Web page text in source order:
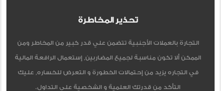
تحذير المخاطرة
التجارة بالعملات الأجنبية تتضمن علي قدر كبير من المخاطر ومن
الممكن ألا تكون مناسبة لجميع المضاربين, إستعمال الرافعة المالية
في التجاره يزيد من إحتمالات الخطورة و التعرض للخساره, عليك
التأكد من قدرتك العلمية و الشخصية على التداول.